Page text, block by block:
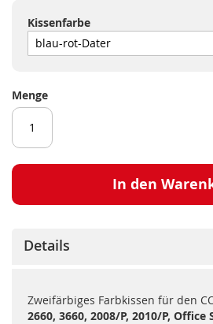
Kissenfarbe
Menge
In den
Details
Zweifärbiges Farbkissen für den
2660, 3660, 2008/P, 2010/P, Office